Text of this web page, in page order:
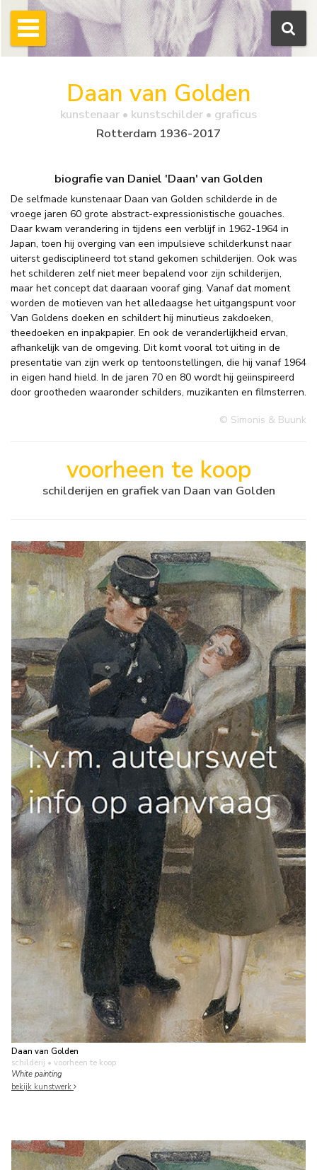
Daan van Golden
kunstenaar • kunstschilder • graficus
Rotterdam 1936-2017
biografie van Daniel 'Daan' van Golden
De selfmade kunstenaar Daan van Golden schilderde in de
vroege jaren 60 grote abstract-expressionistische gouaches.
Daar kwam verandering in tijdens een verblijf in 1962-1964 in
Japan, toen hij overging van een impulsieve schilderkunst naar
uiterst gedisciplineerd tot stand gekomen schilderijen. Ook was
het schilderen zelf niet meer bepalend voor zijn schilderijen,
maar het concept dat daaraan vooraf ging. Vanaf dat moment
worden de motieven van het alledaagse het uitgangspunt voor
Van Goldens doeken en schildert hij minutieus zakdoeken,
theedoeken en inpakpapier. En ook de veranderlijkheid ervan,
afhankelijk van de omgeving. Dit komt vooral tot uiting in de
presentatie van zijn werk op tentoonstellingen, die hij vanaf 1964
in eigen hand hield. In de jaren 70 en 80 wordt hij geiinspireerd
door grootheden waaronder schilders, muzikanten en filmsterren.
© Simonis & Buunk
voorheen te koop
schilderijen en grafiek van Daan van Golden
Daan van Golden
schilderij • voorheen te koop
White painting
bekijk kunstwerk